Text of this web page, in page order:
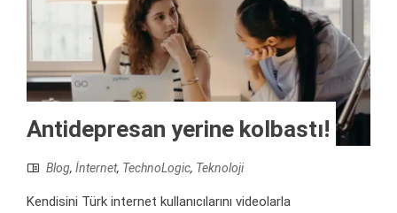
Antidepresan yerine kolbastı!
Blog, İnternet, TechnoLogic, Teknoloji
Kendisini Türk internet kullanıcılarını videolarla